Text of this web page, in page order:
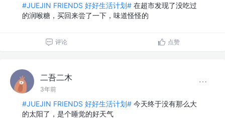
#JUEJIN FRIENDS 好好生活计划# 在超市发现了没吃过
的润喉糖，买回来尝了一下，味道怪怪的
评论 点赞
二吾二木
3年前
#JUEJIN FRIENDS 好好生活计划# 今天终于没有那么大
的太阳了，是个睡觉的好天气